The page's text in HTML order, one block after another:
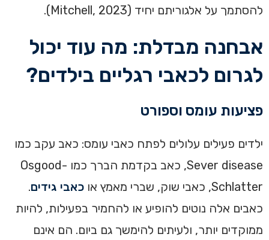
להסתמך על אלגוריתם יחיד (Mitchell, 2023).
אבחנה מבדלת: מה עוד יכול
לגרום לכאבי רגליים בילדים?
פציעות עומס וספורט
ילדים פעילים עלולים לפתח כאבי עומס: כאב עקב כמו
Sever disease, כאב בקדמת הברך כמו Osgood-
Schlatter, כאבי שוק, שברי מאמץ או
כאבי גידים.
כאבים אלה נוטים להופיע או להחמיר בפעילות, להיות
ממוקדים יותר, ולעיתים להימשך גם ביום. הם אינם